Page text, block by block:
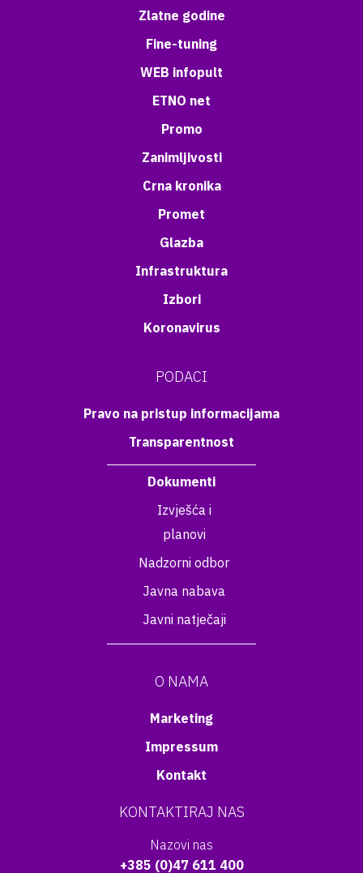
Zlatne godine
Fine-tuning
WEB infopult
ETNO net
Promo
Zanimljivosti
Crna kronika
Promet
Glazba
Infrastruktura
Izbori
Koronavirus
PODACI
Pravo na pristup informacijama
Transparentnost
Dokumenti
Izvješća i
planovi
Nadzorni odbor
Javna nabava
Javni natječaji
O NAMA
Marketing
Impressum
Kontakt
KONTAKTIRAJ NAS
Nazovi nas
+385 (0)47 611 400